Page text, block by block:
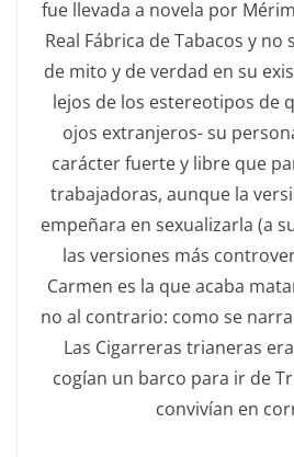
fue llevada a novela por
Real Fábrica de Tabacos y no
de mito y de verdad en su
lejos de los estereotipos de
ojos extranjeros- su
carácter fuerte y libre que
trabajadoras, aunque la
empeñara en sexualizarla (a
las versiones más
Carmen es la que acaba
no al contrario: como se
Las Cigarreras trianeras
cogían un barco para ir de
convivían en